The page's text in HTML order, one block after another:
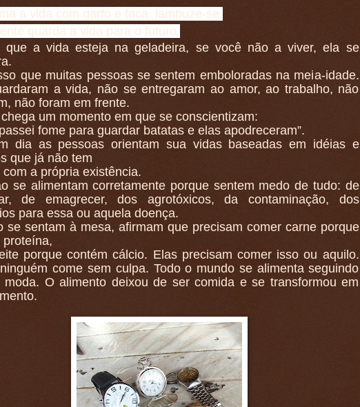
a vida com garfo e faca, lambuze-se.
guarda a vida para o futuro.
que a vida esteja na geladeira, se você não a viver, ela se
que muitas pessoas se sentem emboloradas na meia-idade.
a vida, não se entregaram ao amor, ao trabalho, não
não foram em frente.
um momento em que se conscientizam:
fome para guardar batatas e elas apodreceram”.
dia as pessoas orientam sua vidas baseadas em idéias e
que já não tem
com a própria existência.
se alimentam corretamente porque sentem medo de tudo: de
de emagrecer, dos agrotóxicos, da contaminação, dos
para essa ou aquela doença.
se sentam à mesa, afirmam que precisam comer carne porque
proteína,
porque contém cálcio. Elas precisam comer isso ou aquilo.
come sem culpa. Todo o mundo se alimenta seguindo
moda. O alimento deixou de ser comida e se transformou em